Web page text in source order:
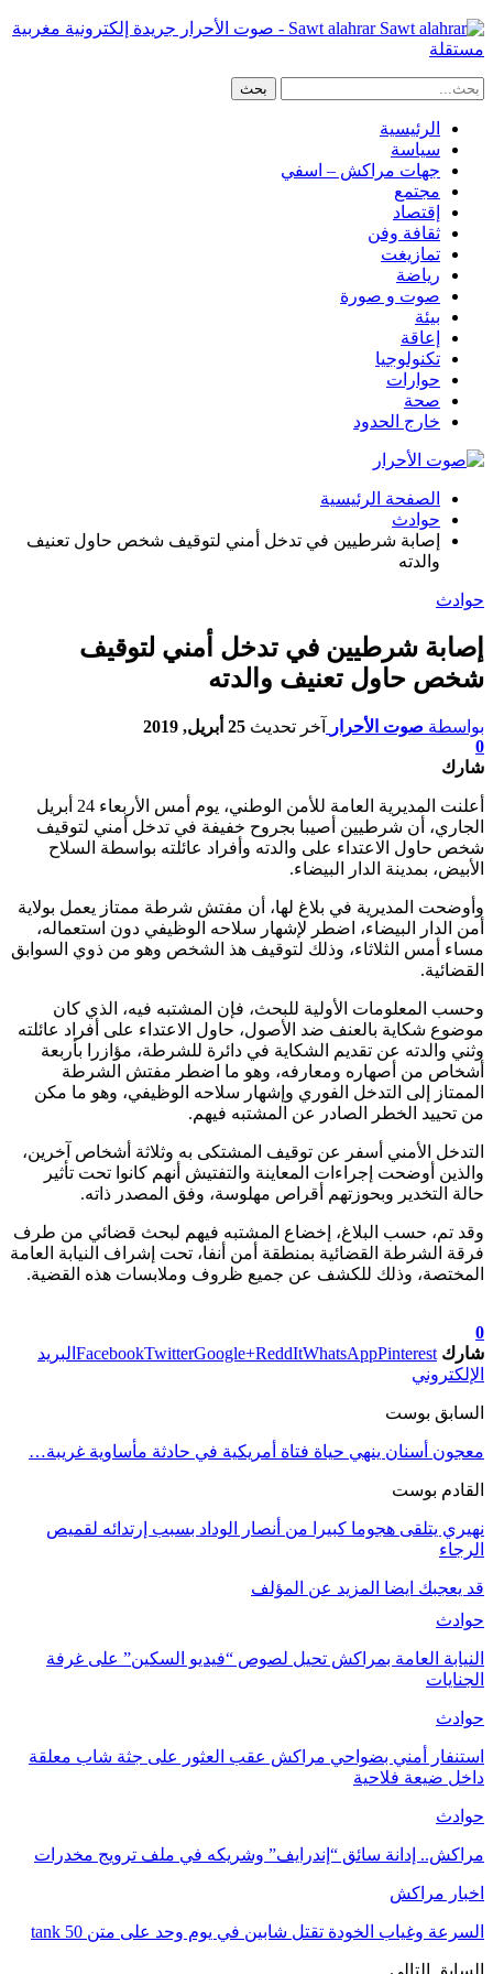
Sawt alahrar - صوت الأحرار جريدة إلكترونية مغربية
مستقلة
الرئيسية
سياسة
جهات مراكش – اسفي
مجتمع
إقتصاد
ثقافة وفن
تمازيغت
رياضة
صوت و صورة
بيئة
إعاقة
تكنولوجيا
حوارات
صحة
خارج الحدود
الصفحة الرئيسية
حوادث
إصابة شرطيين في تدخل أمني لتوقيف شخص حاول تعنيف
والدته
حوادث
إصابة شرطيين في تدخل أمني لتوقيف
شخص حاول تعنيف والدته
بواسطة صوت الأحرار آخر تحديث 25 أبريل, 2019
0
شارك
أعلنت المديرية العامة للأمن الوطني، يوم أمس الأربعاء 24 أبريل
الجاري، أن شرطيين أصيبا بجروح خفيفة في تدخل أمني لتوقيف
شخص حاول الاعتداء على والدته وأفراد عائلته بواسطة السلاح
الأبيض، بمدينة الدار البيضاء.
وأوضحت المديرية في بلاغ لها، أن مفتش شرطة ممتاز يعمل بولاية
أمن الدار البيضاء، اضطر لإشهار سلاحه الوظيفي دون استعماله،
مساء أمس الثلاثاء، وذلك لتوقيف هذ الشخص وهو من ذوي السوابق
القضائية.
وحسب المعلومات الأولية للبحث، فإن المشتبه فيه، الذي كان
موضوع شكاية بالعنف ضد الأصول، حاول الاعتداء على أفراد عائلته
وثني والدته عن تقديم الشكاية في دائرة للشرطة، مؤازرا بأربعة
أشخاص من أصهاره ومعارفه، وهو ما اضطر مفتش الشرطة
الممتاز إلى التدخل الفوري وإشهار سلاحه الوظيفي، وهو ما مكن
من تحييد الخطر الصادر عن المشتبه فيهم.
التدخل الأمني أسفر عن توقيف المشتكى به وثلاثة أشخاص آخرين،
والذين أوضحت إجراءات المعاينة والتفتيش أنهم كانوا تحت تأثير
حالة التخدير وبحوزتهم أقراص مهلوسة، وفق المصدر ذاته.
وقد تم، حسب البلاغ، إخضاع المشتبه فيهم لبحث قضائي من طرف
فرقة الشرطة القضائية بمنطقة أمن أنفا، تحت إشراف النيابة العامة
المختصة، وذلك للكشف عن جميع ظروف وملابسات هذه القضية.
0
شارك
FacebookTwitterGoogle+ReddItWhatsAppPinterest
البريد
الإلكتروني
السابق بوست
معجون أسنان ينهي حياة فتاة أمريكية في حادثة مأساوية غريبة…
القادم بوست
نهيري يتلقى هجوما كبيرا من أنصار الوداد بسبب إرتدائه لقميص
الرجاء
قد يعجبك ايضا المزيد عن المؤلف
حوادث
النيابة العامة بمراكش تحيل لصوص “فيديو السكين” على غرفة
الجنايات
حوادث
استنفار أمني بضواحي مراكش عقب العثور على جثة شاب معلقة
داخل ضيعة فلاحية
حوادث
مراكش.. إدانة سائق “إندرايف” وشريكه في ملف ترويج مخدرات
اخبار مراكش
السرعة وغياب الخودة تقتل شابين في يوم وحد على متن tank 50
السابق التالي